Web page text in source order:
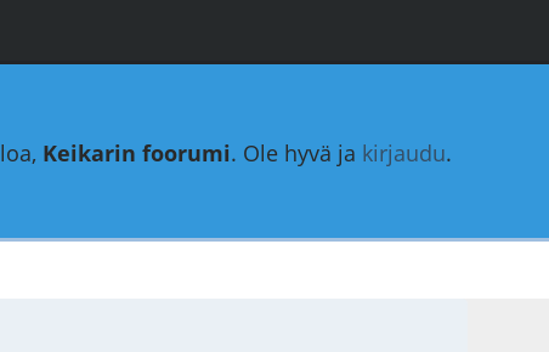
Keikarin foorumi. Ole hyvä ja kirjaudu.